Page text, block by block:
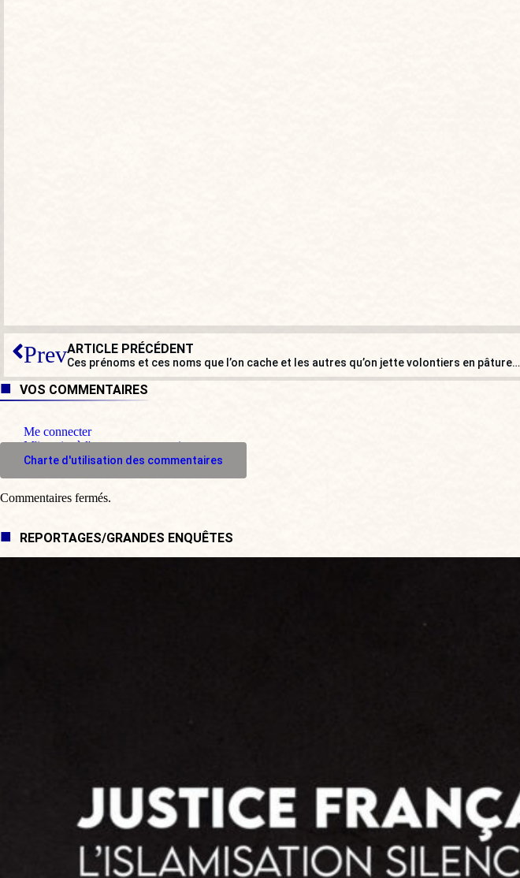
PrevARTICLE PRÉCÉDENT
Ces prénoms et ces noms que l’on cache et les autres qu’on jette volontiers en pâture…
VOS COMMENTAIRES
Me connecter
M'inscrire à l'espace commentaire
Charte d'utilisation des commentaires
Commentaires fermés.
REPORTAGES/GRANDES ENQUÊTES